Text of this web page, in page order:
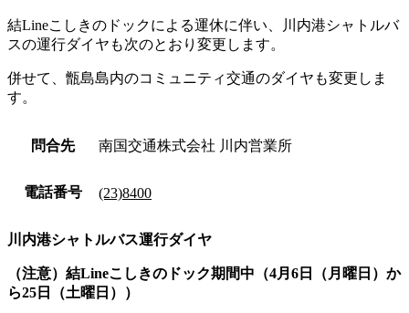
結Lineこしきのドックによる運休に伴い、川内港シャトルバ
スの運行ダイヤも次のとおり変更します。
併せて、甑島島内のコミュニティ交通のダイヤも変更しま
す。
問合先 南国交通株式会社 川内営業所
電話番号 (23)8400
川内港シャトルバス運行ダイヤ
（注意）結Lineこしきのドック期間中（4月6日（月曜日）か
ら25日（土曜日））